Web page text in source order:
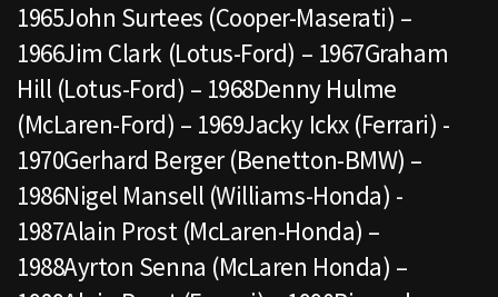
1965John Surtees (Cooper-Maserati) –
1966Jim Clark (Lotus-Ford) – 1967Graham
Hill (Lotus-Ford) – 1968Denny Hulme
(McLaren-Ford) – 1969Jacky Ickx (Ferrari) -
1970Gerhard Berger (Benetton-BMW) –
1986Nigel Mansell (Williams-Honda) -
1987Alain Prost (McLaren-Honda) –
1988Ayrton Senna (McLaren Honda) –